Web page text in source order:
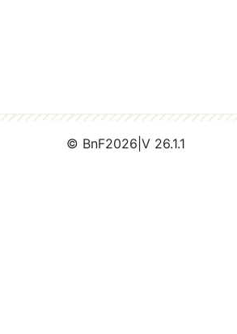
© BnF2026 V 26.1.1